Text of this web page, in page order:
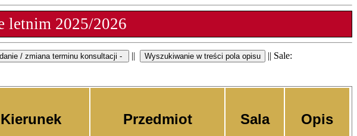
letnim 2025/2026
||
|| Sale:
Kierunek Przedmiot Sala Opis